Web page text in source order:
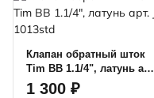
Клапан обратный шток
Tim ВВ 1.1/4", латунь арт.
JH-1013std
1 300 ₽